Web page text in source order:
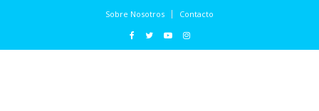
Sobre Nosotros Contacto